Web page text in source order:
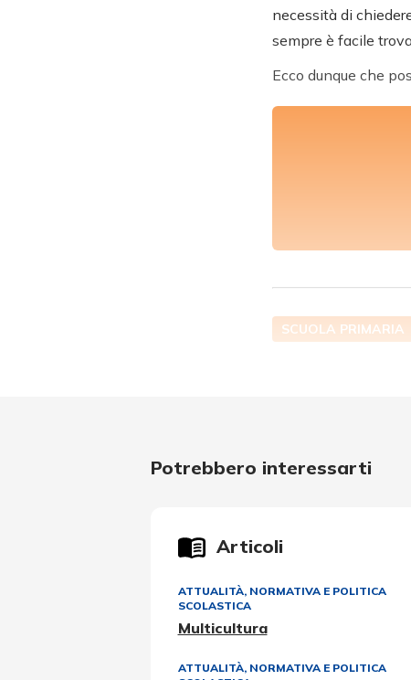
necessità di
sempre è facile
Ecco dunque che
SCUOLA PRIMARIA
Potrebbero interessarti
Articoli
ATTUALITÀ, NORMATIVA E POLITICA
SCOLASTICA
Multicultura
ATTUALITÀ, NORMATIVA E POLITICA